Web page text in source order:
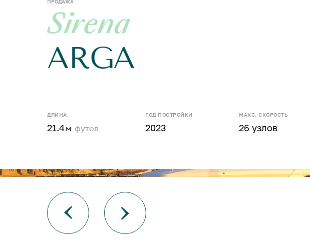
ПРОДАЖА
Sirena
ARGA
ДЛИНА
21.4 м футов
ГОД ПОСТРОЙКИ
2023
МАКС. СКОРОСТЬ
26 узлов